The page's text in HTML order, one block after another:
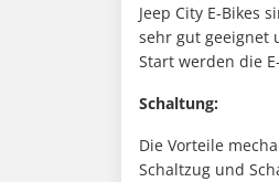
Jeep City E-Bikes
sehr gut geeignet
Start werden die
Schaltung:
Die Vorteile
Schaltzug und